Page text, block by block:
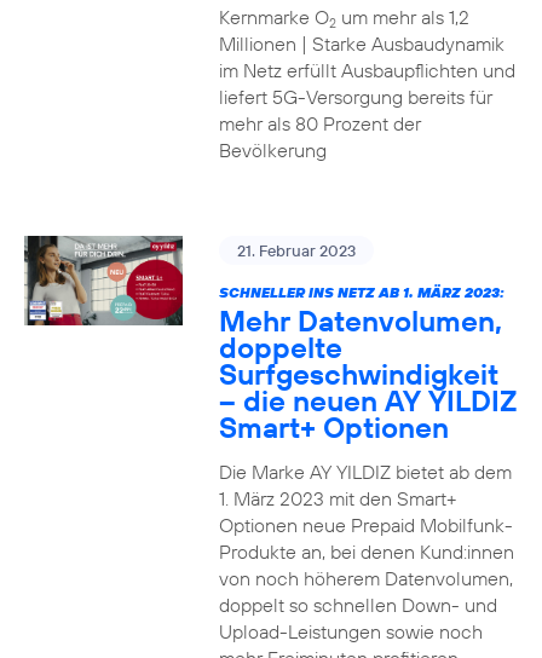
Kernmarke O2um mehr als 1,2
Millionen | Starke Ausbaudynamik
im Netz erfüllt Ausbaupflichten und
liefert 5G-Versorgung bereits für
mehr als 80 Prozent der
Bevölkerung
21. Februar 2023
SCHNELLER INS NETZ AB 1. MÄRZ 2023:
Mehr Datenvolumen,
doppelte
Surfgeschwindigkeit
– die neuen AY YILDIZ
Smart+ Optionen
Die Marke AY YILDIZ bietet ab dem
1. März 2023 mit den Smart+
Optionen neue Prepaid Mobilfunk-
Produkte an, bei denen Kund:innen
von noch höherem Datenvolumen,
doppelt so schnellen Down- und
Upload-Leistungen sowie noch